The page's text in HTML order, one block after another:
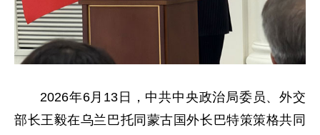
2026年6月13日，中共中央政治局委员、外交
部长王毅在乌兰巴托同蒙古国外长巴特策策格共同